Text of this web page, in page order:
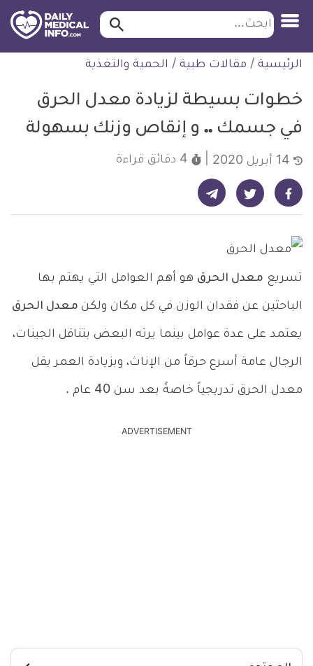
التخطي
للمحتوى
طبية
ابحث ابحث…
الرئيسية / مقالات طبية / الحمية والتغذية
خطوات بسيطة لزيادة معدل الحرق
في جسمك .. و إنقاص وزنك بسهولة
4 دقائق قراءة
شارك على فيسبوك - ديلي ميديكال انفو شارك على تويتر - ديلي ميديكال انفو شارك على تيليجرام - ديلي ميديكال انفو
تسريع معدل الحرق هو أهم العوامل التي يهتم بها
الباحثين عن فقدان الوزن في كل مكان ولكن معدل الحرق
يعتمد على عدة عوامل بينما يرثه البعض بتناقل الجينات،
الرجال عامة أسرع حرقاً من الإناث، وبزيادة العمر يقل
معدل الحرق تدريجياً خاصةً بعد سن 40 عام .
ADVERTISEMENT